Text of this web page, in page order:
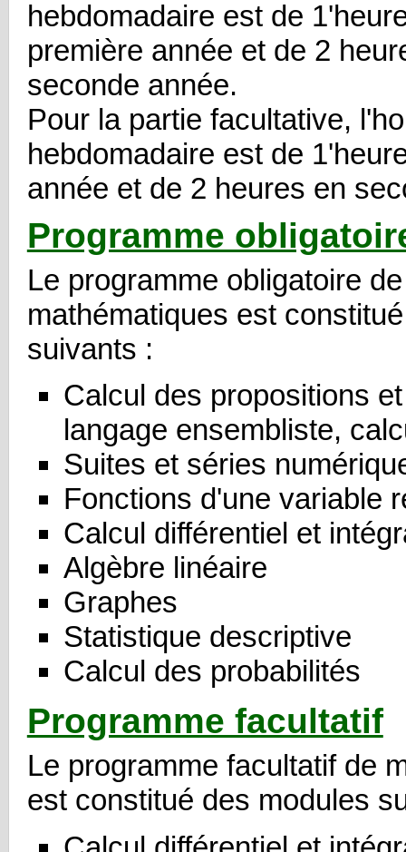
hebdomadaire est de
première année et de 2
seconde année.
Pour la partie facultative,
hebdomadaire est de
année et de 2 heures en
Programme
Le programme obligatoire de
mathématiques est
suivants :
Calcul des propositions
langage ensembliste,
Suites et séries
Fonctions d'une variable
Calcul différentiel et
Algèbre linéaire
Graphes
Statistique descriptive
Calcul des probabilités
Programme facultatif
Le programme facultatif de
est constitué des modules